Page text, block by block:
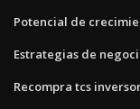
Potencial de
Estrategias de
Recompra tcs